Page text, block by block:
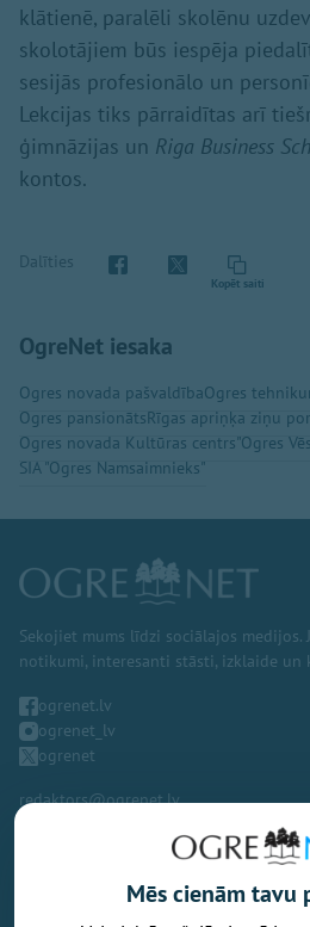
klātienē, paralēli skolēnu
skolotājiem būs iespēja
sesijās profesionālo un
Lekcijas tiks pārraidītas arī
ģimnāzijas un Riga Business
kontos.
Dalīties
Kopēt saiti
OgreNet iesaka
Ogres novada pašvaldībaOgres
Ogres pansionātsRīgas apriņķa ziņu
Ogres novada Kultūras centrs"Ogres
SIA "Ogres Namsaimnieks"
Sekojiet mums līdzi sociālajos medijos.
notikumi, interesanti stāsti, izklaide un
ogrenet.lv
ogrenet_lv
ogrenet
redaktors@ogrenet.lv
Mēs cienām tavu